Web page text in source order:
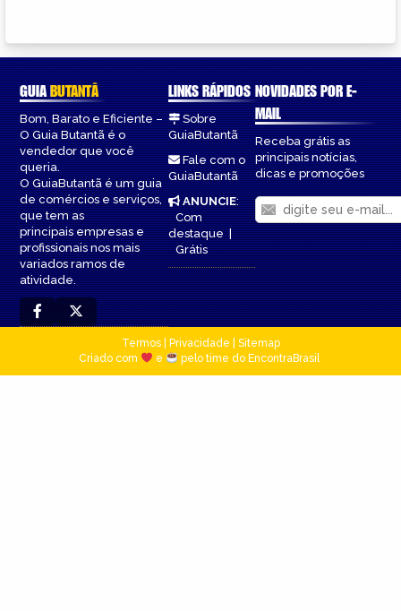
GUIABUTANTÃ
Bom, Barato e Eficiente –
O Guia Butantã é o
vendedor que você
queria.
O GuiaButantã é um guia
de comércios e serviços,
que tem as
principais empresas e
profissionais nos mais
variados ramos de
atividade.
LINKS RÁPIDOS
Sobre
GuiaButantã
Fale com o
GuiaButantã
ANUNCIE:
Com
destaque|
Grátis
NOVIDADES POR E-
MAIL
Receba grátis as
principais notícias,
dicas e promoções
Termos| Privacidade
Sitemap
Criado com
e pelo time do EncontraBrasil